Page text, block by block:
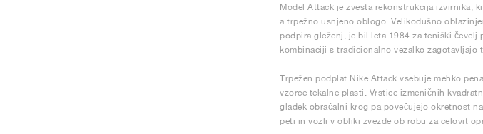
Model Attack je zvesta rekonstrukcija izvirnika,
a trpežno usnjeno oblogo. Velikodušno
podpira gleženj, je bil leta 1984 za teniški
kombinaciji s tradicionalno vezalko zagotavljajo
Trpežen podplat Nike Attack vsebuje mehko
vzorce tekalne plasti. Vrstice izmeničnih
gladek obračalni krog pa povečujejo okretnost
peti in vozli v obliki zvezde ob robu za celovit